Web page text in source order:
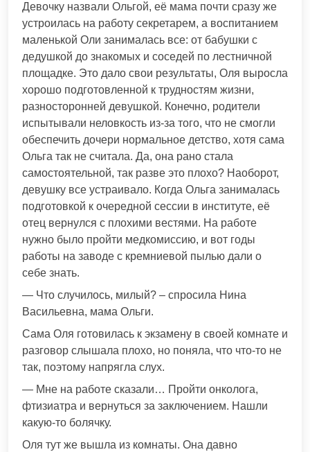
Девочку назвали Ольгой, её мама почти сразу же
устроилась на работу секретарем, а воспитанием
маленькой Оли занималась все: от бабушки с
дедушкой до знакомых и соседей по лестничной
площадке. Это дало свои результаты, Оля выросла
хорошо подготовленной к трудностям жизни,
разносторонней девушкой. Конечно, родители
испытывали неловкость из-за того, что не смогли
обеспечить дочери нормальное детство, хотя сама
Ольга так не считала. Да, она рано стала
самостоятельной, так разве это плохо? Наоборот,
девушку все устраивало. Когда Ольга занималась
подготовкой к очередной сессии в институте, её
отец вернулся с плохими вестями. На работе
нужно было пройти медкомиссию, и вот годы
работы на заводе с кремниевой пылью дали о
себе знать.
— Что случилось, милый? – спросила Нина
Васильевна, мама Ольги.
Сама Оля готовилась к экзамену в своей комнате и
разговор слышала плохо, но поняла, что что-то не
так, поэтому напрягла слух.
— Мне на работе сказали… Пройти онколога,
фтизиатра и вернуться за заключением. Нашли
какую-то болячку.
Оля тут же вышла из комнаты. Она давно